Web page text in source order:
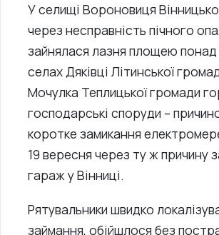
У селищі Вороновиця
через несправність пічного
зайнялася лазня площею понад
селах Дяківці Літинської
Мочулка Теплицької громади
господарські споруди –
коротке замикання
19 вересня через ту ж причину
гараж у Вінниці.
Рятувальники швидко
займання, обійшлося без